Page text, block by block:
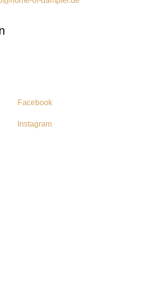
Facebook
Instagram